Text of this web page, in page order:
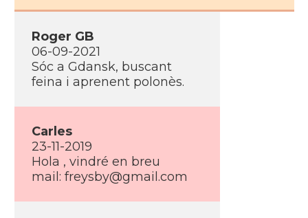
Roger GB
06-09-2021
Sóc a Gdansk, buscant
feina i aprenent polonès.
Carles
23-11-2019
Hola , vindré en breu
mail: freysby@gmail.com